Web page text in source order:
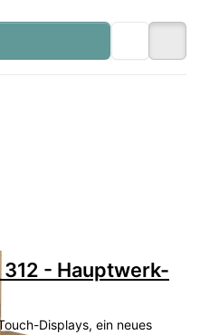
Bauweise.
Content-Spieltisch
- wie
Hauptdispositionen,
Hall‘) selbst in den
ein großes LCD Display
mit zahlreichen
liegen noch keine
- Hauptwerk-
Displays, ein neues